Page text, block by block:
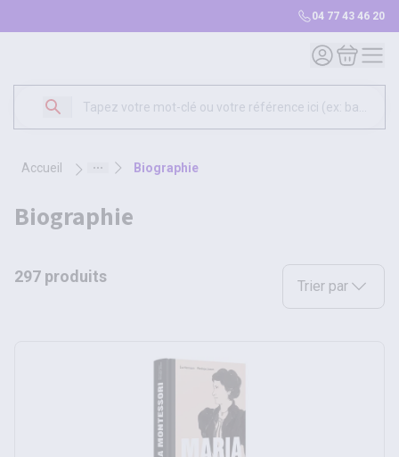
04 77 43 46 20
Mon compte
Mon
accueil biographie
biographie
297 produits
Trier par